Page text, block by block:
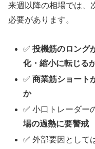
来週以降の相場では、
必要があります。
✅投機筋のロング
化・縮小に転じる
✅商業筋ショート
か
✅ 小口トレーダー
場の過熱に要警戒
✅ 外部要因として